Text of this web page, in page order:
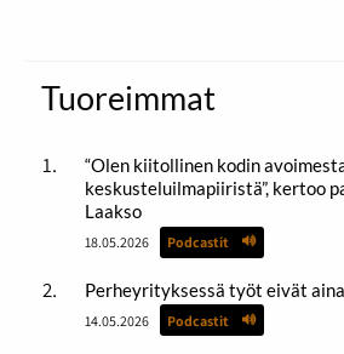
Tuoreimmat
“Olen kiitollinen kodin
keskusteluilmapiiristä”, kertoo
Laakso
18.05.2026 Podcastit
Perheyrityksessä työt eivät
14.05.2026 Podcastit